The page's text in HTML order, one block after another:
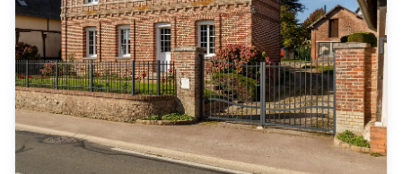
Produits > Garde-corps et rambardes > Séparatifs de
Produits > Pergolas > Pergolas
Produits > Pergolas > Guide de choix
Produits > Carports > Carports voiture
Produits > Carports > Guide de choix
Produits > Porche d'entrée > Porche d'entrée
Produits > Cuisine extérieure > Cuisine extérieure
Produits > Habillages extérieur aluminium > Tous nos